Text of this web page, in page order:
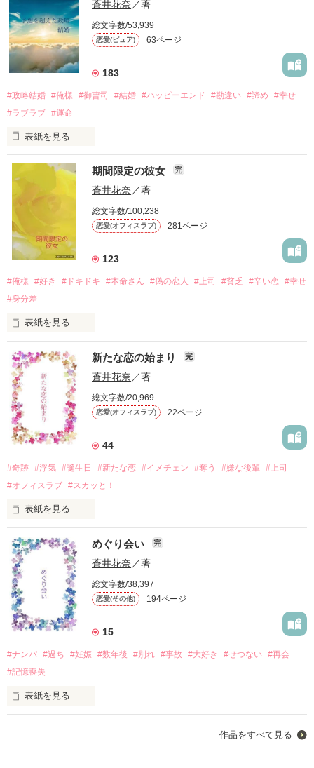
「お互いぼっちなら
青春やり直す？」
から始まった過去の恋のやり直し。
そんな彼にはあっさりと裏切られた
あたしの大親友だった。
『オレにしなよ
入社以来何かとまとわりつく
まるで子犬の様な
5歳年下の後輩。
『先輩の不幸は
オレにとってチャンス到来』
『先輩ってめんどくさい女っすね！
手玉に取れるのは
オレしかいないっす』
どこにそれだけの自信があるのか。。。
しかし
5歳年下に傾いているのだった。
編集部のオススメに
「後輩なんて本気になりません！」が
掲載されることになりました。
自己流に小説を書き始めて数年
初めてのことで驚いています。
これからも頑張っていきたいと思いますので
蒼井花奈 ／著
総文字数/53,939
恋愛(ピュア) 63ページ
183
#政略結婚 #俺様 #御曹司 #結婚 #ハッピーエンド #勘違い #諦め
#幸せ
#ラブラブ #運命
表紙を見る
みんなの幸せのため
私は親の勧める人と
結婚することを決めた。
お見合いと一緒！
これから相手と恋愛して
なんてそんな考えは浅はかだった。
「結婚」「結婚」と言う
解放されるためだけに
誰でもいいから結婚するだけ。
私の幸せな未来予想図は
途絶えた。
人生というものは
もう生まれた時からレールが
今不幸だという人は
レールから脱線してるだけ
レールに戻されるんだよ
小さい頃から祖父に言われていた。
じいちゃん？これが
私の人生のレールなの？
愛のない結婚が
私の人生のレールなの？
そんな中　独身最後の一人旅
出会った男の人。
人生初の一目惚れ。
期間限定の彼女 完
蒼井花奈／著
総文字数/100,238
恋愛(オフィスラブ) 281ページ
123
#俺様 #好き #ドキドキ #本命さん #偽の恋人 #上司 #貧乏 #辛い恋 #幸せ
#身分差
表紙を見る
始めは ただの上司…だった
あたしは貧乏人…そして養女
最悪の家庭環境
いつかこの家を出てやる！
そのお金欲しくて お金が貯まるまで
と夜のバイト掛け持ちしてる
その あたしの秘密が上司にバレて
黙ってる代わりに
『オレの彼女になれ』
交換条件で 偽の恋人になってしまった。
ダメなのに…好きになってしまう
なぜダメか？
それは
25年12月27日のランキングで3位に入ることができました！
新たな恋の始まり 完
蒼井花奈／著
総文字数/20,969
恋愛(オフィスラブ) 22ページ
44
#奇跡 #浮気 #誕生日 #新たな恋 #イメチェン #奪う #嫌な後輩 #上司
#オフィスラブ #スカッと！
表紙を見る
一年弱付き合った彼小島剛に
呼び出された永井美波。
その日は22歳の誕生日だった。
「垢抜けないお前を本気だったと
思ってるのか」と目の前で
めぐり会い 完
蒼井花奈 ／著
総文字数/38,397
恋愛(その他) 194ページ
15
#ナンパ #過ち #妊娠 #数年後 #別れ #事故 #大好き #せつない #再会
#記憶喪失
表紙を見る
作品をすべて見る